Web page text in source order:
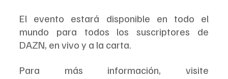
El evento estará disponible en todo el
mundo para todos los suscriptores de
DAZN, en vivo y a la carta.